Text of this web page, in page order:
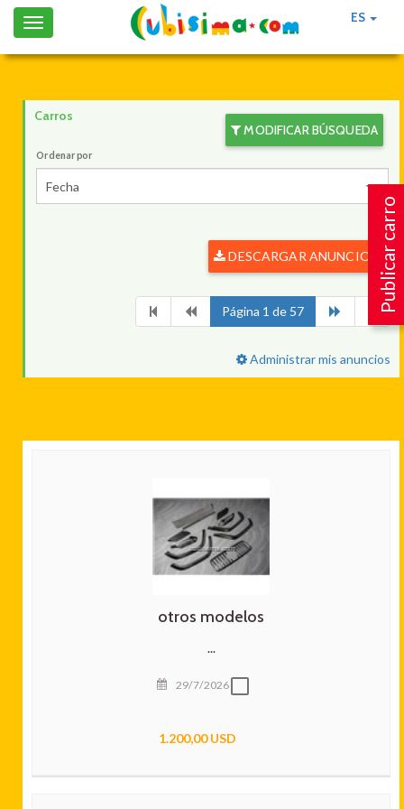
ES
Toggle
navigation
Publicar carro
Carros
MODIFICAR BÚSQUEDA
Ordenar por
Fecha
DESCARGAR ANUNCIOS
Página 1 de 57
Administrar mis anuncios
otros modelos
...
29/7/2026
1.200,00 USD